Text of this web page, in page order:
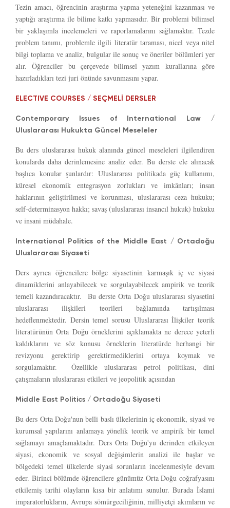
Tezin amacı, öğrencinin araştırma yapma yeteneğini kazanması ve
yaptığı araştırma ile bilime katkı yapmasıdır. Bir problemi bilimsel
bir yaklaşımla incelemeleri ve raporlamalarını sağlamaktır. Tezde
problem tanımı, problemle ilgili literatür taraması, nicel veya nitel
bilgi toplama ve analiz, bulgular ile sonuç ve öneriler bölümleri yer
alır. Öğrenciler bu çerçevede bilimsel yazım kurallarına göre
hazırladıkları tezi juri önünde savunmasını yapar.
ELECTIVE COURSES / SEÇMELİ DERSLER
Contemporary Issues of International Law /
Uluslararası Hukukta Güncel Meseleler
Bu ders uluslararası hukuk alanında güncel meseleleri ilgilendiren
konularda daha derinlemesine analiz eder. Bu derste ele alınacak
başlıca konular şunlardır: Uluslararası politikada güç kullanımı,
küresel ekonomik entegrasyon zorlukları ve imkânları; insan
haklarının geliştirilmesi ve korunması, uluslararası ceza hukuku;
self-determinasyon hakkı; savaş (uluslararası insancıl hukuk) hukuku
ve insani müdahale.
International Politics of the Middle East / Ortadoğu
Uluslararası Siyaseti
Ders ayrıca öğrencilere bölge siyasetinin karmaşık iç ve siyasi
dinamiklerini anlayabilecek ve sorgulayabilecek ampirik ve teorik
temeli kazandıracaktır. Bu derste Orta Doğu uluslararası siyasetini
uluslararası ilişkileri teorileri bağlamında tartışılması
hedeflenmektedir. Dersin temel sorusu Uluslararası İlişkiler teorik
literatürünün Orta Doğu örneklerini açıklamakta ne derece yeterli
kaldıklarını ve söz konusu örneklerin literatürde herhangi bir
revizyonu gerektirip gerektirmediklerini ortaya koymak ve
sorgulamaktır. Özellikle uluslararası petrol politikası, dini
çatışmaların uluslararası etkileri ve jeopolitik açısından
Middle East Politics / Ortadoğu Siyaseti
Bu ders Orta Doğu'nun belli baslı ülkelerinin iç ekonomik, siyasi ve
kurumsal yapılarını anlamaya yönelik teorik ve ampirik bir temel
sağlamayı amaçlamaktadır. Ders Orta Doğu'yu derinden etkileyen
siyasi, ekonomik ve sosyal değişimlerin analizi ile başlar ve
bölgedeki temel ülkelerde siyasi sorunların incelenmesiyle devam
eder. Birinci bölümde öğrencilere günümüz Orta Doğu coğrafyasını
etkilemiş tarihi olayların kısa bir anlatımı sunulur. Burada İslami
imparatorlukların, Avrupa sömürgeciliğinin, milliyetçi akımların ve